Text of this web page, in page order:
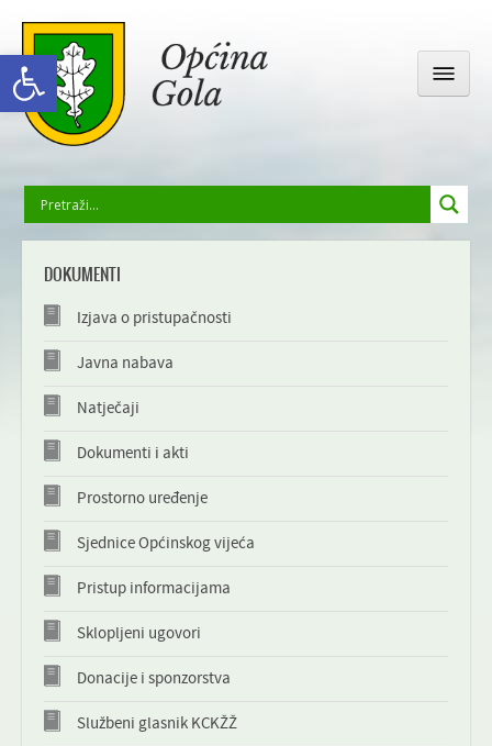
Open toolbar
GOLA I OKOLICA
DOKUMENTI
Izjava o pristupačnosti
Javna nabava
Natječaji
Dokumenti i akti
Prostorno uređenje
Sjednice Općinskog vijeća
Pristup informacijama
Sklopljeni ugovori
Donacije i sponzorstva
Službeni glasnik KCKŽŽ